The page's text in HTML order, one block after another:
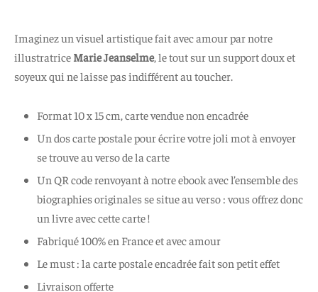
Imaginez un visuel artistique fait avec amour par notre
illustratrice Marie Jeanselme, le tout sur un support doux et
soyeux qui ne laisse pas indifférent au toucher.
Format 10 x 15 cm, carte vendue non encadrée
Un dos carte postale pour écrire votre joli mot à envoyer
se trouve au verso de la carte
Un QR code renvoyant à notre ebook avec l’ensemble des
biographies originales se situe au verso : vous offrez donc
un livre avec cette carte !
Fabriqué 100% en France et avec amour
Le must : la carte postale encadrée fait son petit effet
Livraison offerte